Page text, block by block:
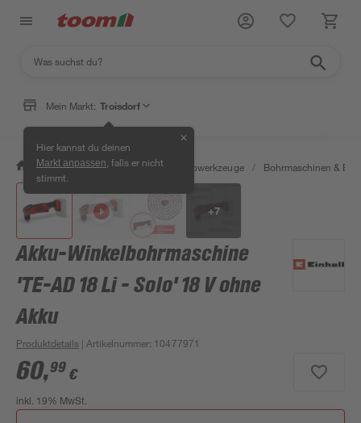
Mein Markt: Troisdorf
Hier kannst du deinen
Markt anpassen , falls er nicht
stimmt.
✕
/ Werkstatt & Maschinen / Elektrowerkzeuge / Bohrmaschinen &
+7
Akku-Winkelbohrmaschine
'TE-AD 18 Li - Solo' 18 V ohne
Akku
Produktdetails | Artikelnummer: 10477971
60,99 €
inkl. 19% MwSt.